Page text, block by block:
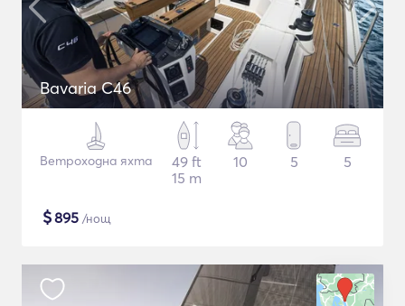
Bavaria C46
Ветроходна яхта
49 ft
15 m
10 5 5
$895 /нощ